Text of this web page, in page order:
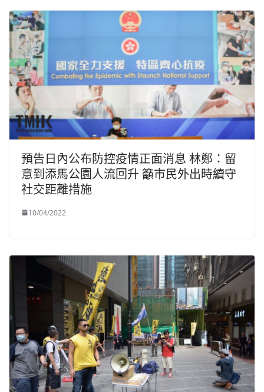
預告日內公布防控疫情正面消息 林鄭：留
意到添馬公園人流回升 籲市民外出時續守
社交距離措施
10/04/2022